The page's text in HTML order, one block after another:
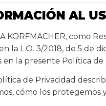
AL
KORFMACHER, como
la L.O. 3/2018, de 5 de
en la presente Política de
de Privacidad
cómo los protegemos